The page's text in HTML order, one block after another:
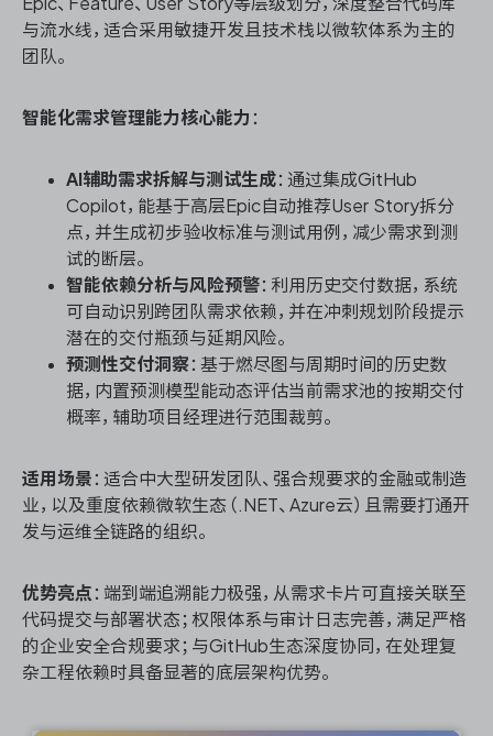
与流水线，适合采用敏捷开发且技术栈以微软体系为主的
团队。
智能化需求管理能力核心能力 ：
AI辅助需求拆解与测试生成：通过集成GitHub
Copilot，能基于高层Epic自动推荐User Story拆分
点，并生成初步验收标准与测试用例，减少需求到测
试的断层。
智能依赖分析与风险预警：利用历史交付数据，系统
可自动识别跨团队需求依赖，并在冲刺规划阶段提示
潜在的交付瓶颈与延期风险。
预测性交付洞察：基于燃尽图与周期时间的历史数
据，内置预测模型能动态评估当前需求池的按期交付
概率，辅助项目经理进行范围裁剪。
适用场景 ：适合中大型研发团队、强合规要求的金融或制造
业，以及重度依赖微软生态（.NET、Azure云）且需要打通开
发与运维全链路的组织。
优势亮点 ：端到端追溯能力极强，从需求卡片可直接关联至
代码提交与部署状态；权限体系与审计日志完善，满足严格
的企业安全合规要求；与GitHub生态深度协同，在处理复
杂工程依赖时具备显著的底层架构优势。